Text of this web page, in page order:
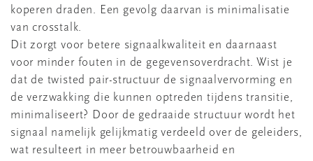
koperen draden. Een gevolg daarvan is minimalisatie
van crosstalk.
Dit zorgt voor betere signaalkwaliteit en daarnaast
voor minder fouten in de gegevensoverdracht. Wist je
dat de twisted pair-structuur de signaalvervorming en
de verzwakking die kunnen optreden tijdens transitie,
minimaliseert? Door de gedraaide structuur wordt het
signaal namelijk gelijkmatig verdeeld over de geleiders,
wat resulteert in meer betrouwbaarheid en